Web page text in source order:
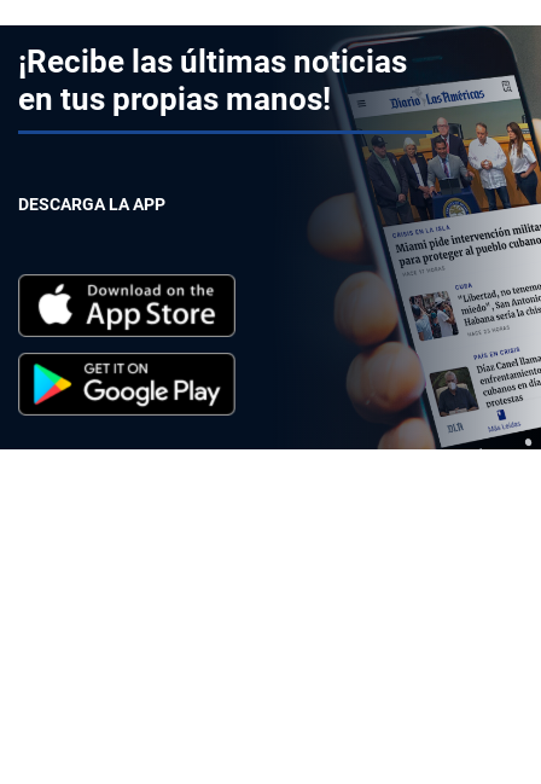
¡Recibe las últimas noticias
en tus propias manos!
DESCARGA LA APP